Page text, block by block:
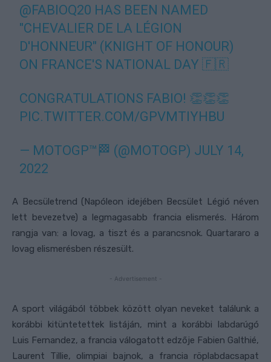
@FABIOQ20 HAS BEEN NAMED
"CHEVALIER DE LA LÉGION
D'HONNEUR" (KNIGHT OF HONOUR)
ON FRANCE'S NATIONAL DAY 🇫🇷
CONGRATULATIONS FABIO! 👏👏👏
PIC.TWITTER.COM/GPVMTIYHBU
— MOTOGP™🏁 (@MOTOGP) JULY 14,
2022
A Becsületrend (Napóleon idejében Becsület Légió néven
lett bevezetve) a legmagasabb francia elismerés. Három
rangja van: a lovag, a tiszt és a parancsnok. Quartararo a
lovag elismerésben részesült.
- Advertisement -
A sport világából többek között olyan neveket találunk a
korábbi kitüntetettek listáján, mint a korábbi labdarúgó
Luis Fernandez, a francia válogatott edzője Fabien Galthié,
Laurent Tillie, olimpiai bajnok, a francia röplabdacsapat